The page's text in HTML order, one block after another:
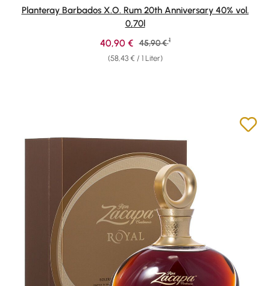
Durchschnittliche Bewertung von 4.91 von 5 Sternen
Planteray Barbados X.O. Rum 20th Anniversary 40% vol.
0,70l
(58,43 € / 1 Liter)
Verkaufspreis:
40,90 € Regulärer Preis:
45,90 € 1